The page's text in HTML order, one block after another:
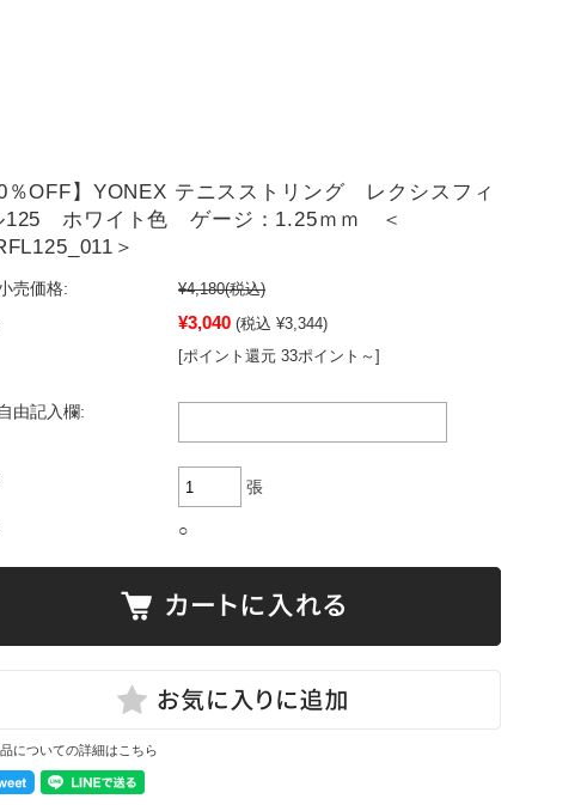
％OFF】YONEX テニスストリング レクシスフィ
125 ホワイト色 ゲージ：1.25ｍｍ ＜
＞
売価格: ¥4,180(税込)
¥3,040 (税込 ¥3,344)
[ポイント還元 33ポイント～]
由記入欄:
張
○
についての詳細はこちら